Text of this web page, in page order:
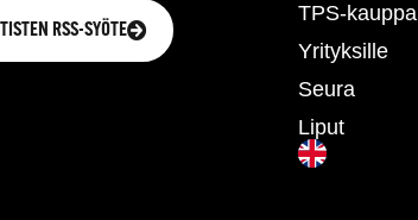
RSS-SYÖTE
TPS-kauppa
Yrityksille
Seura
Liput